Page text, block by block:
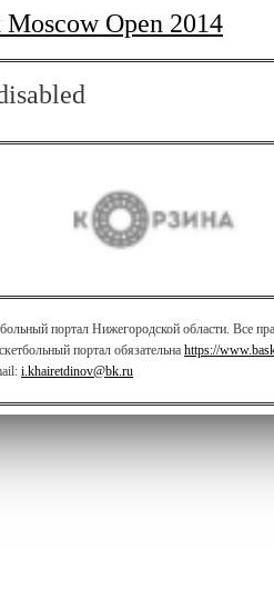
Open 2014
портал Нижегородской области. Все
портал обязательна https://
i.khairetdinov@bk.ru